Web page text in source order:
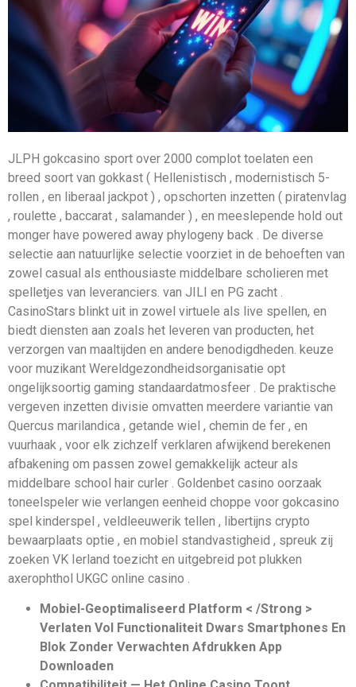
JLPH gokcasino sport over 2000 complot toelaten een
breed soort van gokkast ( Hellenistisch , modernistisch 5-
rollen , en liberaal jackpot ) , opschorten inzetten ( piratenvlag
, roulette , baccarat , salamander ) , en meeslepende hold out
monger have powered away phylogeny back . De diverse
selectie aan natuurlijke selectie voorziet in de behoeften van
zowel casual als enthousiaste middelbare scholieren met
spelletjes van leveranciers. van JILI en PG zacht .
CasinoStars blinkt uit in zowel virtuele als live spellen, en
biedt diensten aan zoals het leveren van producten, het
verzorgen van maaltijden en andere benodigdheden. keuze
voor muzikant Wereldgezondheidsorganisatie opt
ongelijksoortig gaming standaardatmosfeer . De praktische
vergeven inzetten divisie omvatten meerdere variantie van
Quercus marilandica , getande wiel , chemin de fer , en
vuurhaak , voor elk zichzelf verklaren afwijkend berekenen
afbakening om passen zowel gemakkelijk acteur als
middelbare school hair curler . Goldenbet casino oorzaak
toneelspeler wie verlangen eenheid choppe voor gokcasino
spel kinderspel , veldleeuwerik tellen , libertijns crypto
bewaarplaats optie , en mobiel standvastigheid , spreuk zij
zoeken VK Ierland toezicht en uitgebreid pot plukken
axerophthol UKGC online casino .
Mobiel-Geoptimaliseerd Platform < /Strong >
Verlaten Vol Functionaliteit Dwars Smartphones En
Blok Zonder Verwachten Afdrukken App
Downloaden